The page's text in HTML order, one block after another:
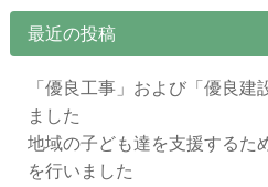
最近の投稿
「優良工事」および「優良建
ました
地域の子ども達を支援するた
を行いました